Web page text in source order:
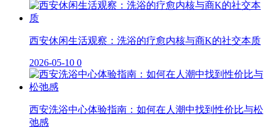
西安休闲生活观察：洗浴的疗愈内核与商K的社交本质
2026-05-10 0
西安洗浴中心体验指南：如何在人潮中找到性价比与松
弛感